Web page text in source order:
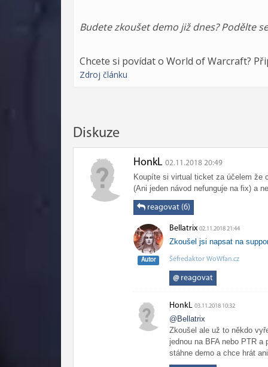
Budete zkoušet demo již dnes? Podělte
Chcete si povídat o World of Warcraft?
Zdroj článku
Diskuze
HonkL 02.11.2018 20:49
Koupíte si virtual ticket za účelem že
(Ani jeden návod nefunguje na fix) a
reagovat (6)
Autor
Bellatrix 02.11.2018 21:44
Zkoušel jsi napsat na
Šéfredaktor WoWfan.cz
@reagovat
HonkL 03.11.2018 10:32
@Bellatrix
Zkoušel ale už to někdo
jednou na BFA nebo PTR
stáhne demo a chce hrát